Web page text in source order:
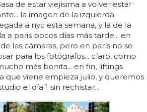
de estar viejísima a volver estar
la imagen de la izquierda
a nyc esta semana, y la de la
a paris pocos días más tarde... en
las cámaras, pero en parís no se
para los fotógrafos... claro, como
más bonita... en fin, liftings
que viene empieza julio, y queremos
el día 1 sin rechistar...